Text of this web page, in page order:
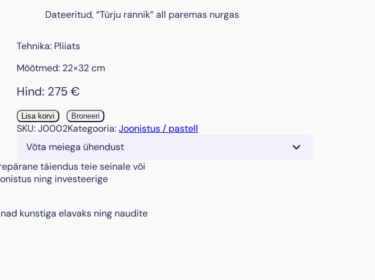
Dateeritud, “Türju rannik” all paremas nurgas
Tehnika: Pliiats
Mõõtmed: 22×32 cm
Hind: 275 €
"
T
j
u
n
Lisa korvi Broneeri
SKU:J0002Kategooria:Joonistus / pastell
Võta meiega ühendust
täiendus teie seinale või
ning investeerige
kunstiga elavaks ning naudite